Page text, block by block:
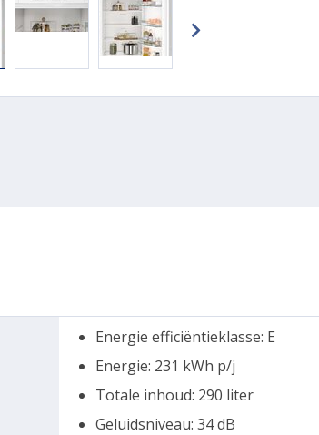
Energie efficiëntieklasse: E
Energie: 231 kWh p/j
Totale inhoud: 290 liter
Geluidsniveau: 34 dB